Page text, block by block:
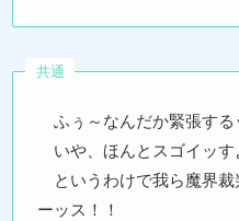
共通
ふぅ～なんだか緊張する
いや、ほんとスゴイッす
というわけで我ら魔界
ーッス！！